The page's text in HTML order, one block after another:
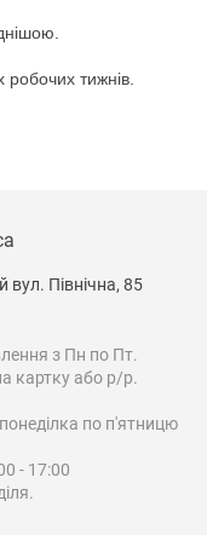
робочих тижнів
вул. Північна, 85
з Пн по Пт.
картку або р/р.
по п'ятницю
- 17:00